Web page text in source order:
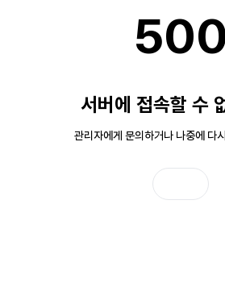
500
서버에 접속할 수
관리자에게 문의하거나 나중에 다